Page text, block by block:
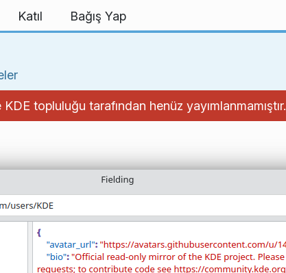
Katıl Bağış Yap
topluluğu tarafından henüz yayımlanmamıştır.